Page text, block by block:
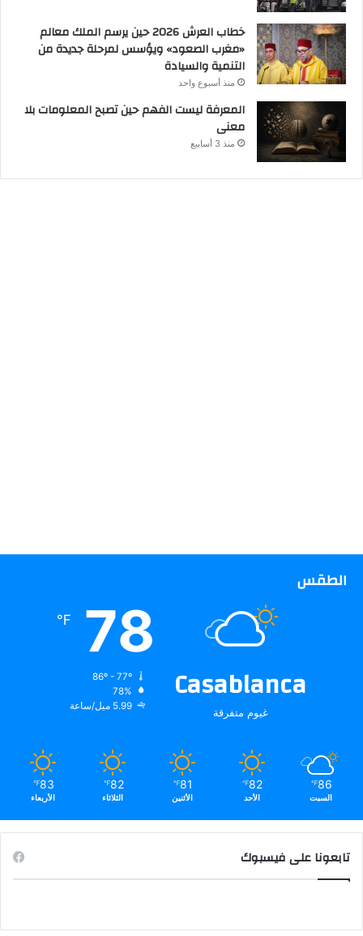
خطاب العرش 2026 حين يرسم الملك معالم
«مغرب الصعود» ويؤسس لمرحلة جديدة من
التنمية والسيادة
منذ أسبوع واحد
المعرفة ليست الفهم حين تصبح المعلومات بلا
معنى
منذ 3 أسابيع
الطقس
Casablanca
غيوم متفرقة
78
℉
78%
5.99 ميل/ساعة
86
℉
السبت
82
℉
الأحد
81
℉
الأثنين
82
℉
الثلاثاء
83
℉
الأربعاء
تابعونا على فيسبوك